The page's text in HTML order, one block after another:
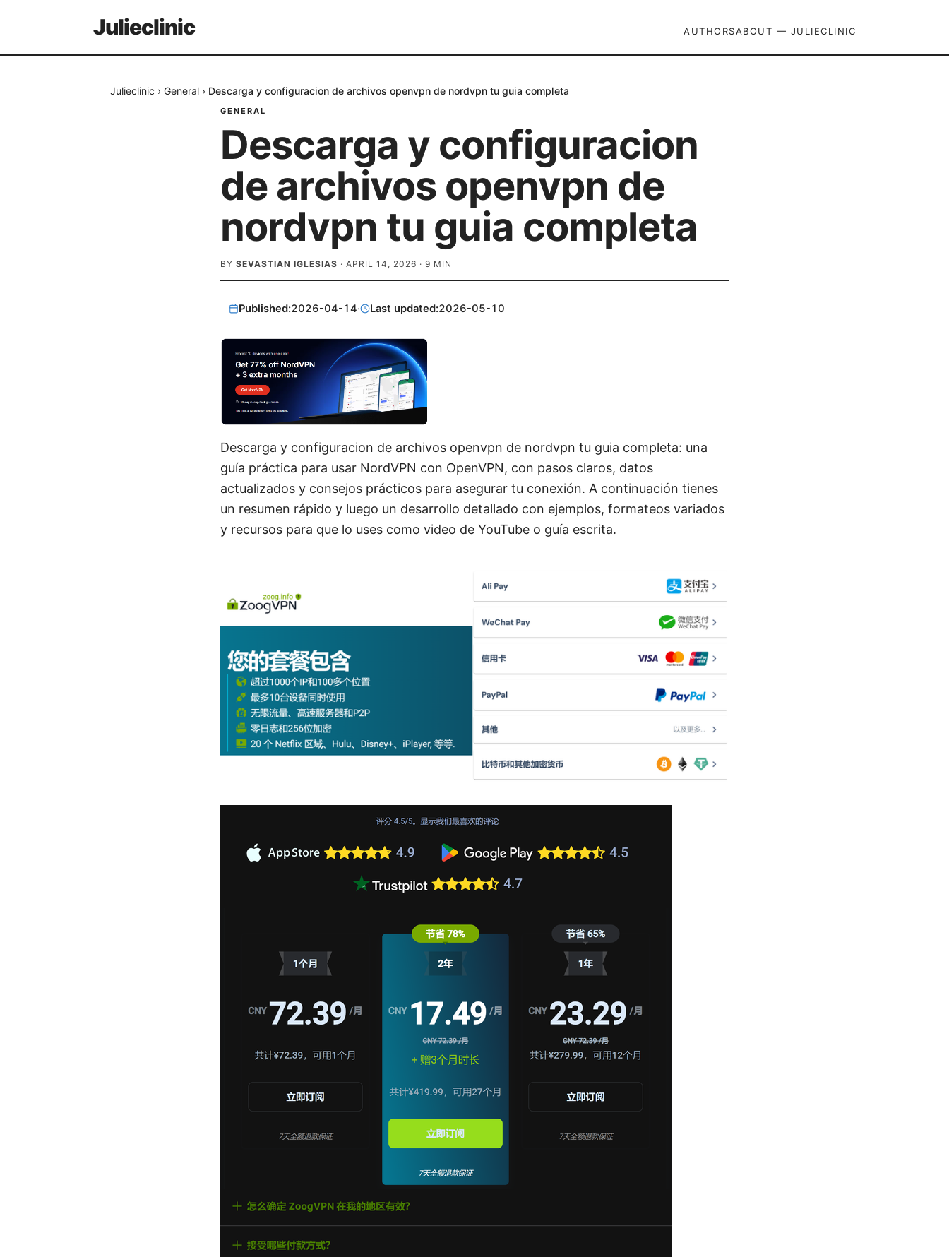
Julieclinic AUTHORSABOUT — JULIECLINIC
Julieclinic › General › Descarga y configuracion de archivos openvpn de nordvpn tu guia completa
GENERAL
Descarga y configuracion
de archivos openvpn de
nordvpn tu guia completa
BY SEVASTIAN IGLESIAS · APRIL 14, 2026 · 9 MIN
Published:2026-04-14· Last updated:2026-05-10
Descarga y configuracion de archivos openvpn de nordvpn tu guia completa: una
guía práctica para usar NordVPN con OpenVPN, con pasos claros, datos
actualizados y consejos prácticos para asegurar tu conexión. A continuación tienes
un resumen rápido y luego un desarrollo detallado con ejemplos, formateos variados
y recursos para que lo uses como video de YouTube o guía escrita.